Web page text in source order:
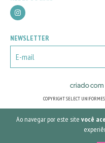
Ao navegar por este site você
NEWSLETTER
COPYRIGHT SELECT